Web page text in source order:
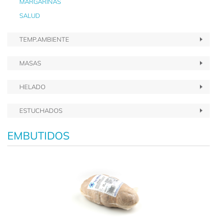
SALUD
TEMP.AMBIENTE
MASAS
HELADO
ESTUCHADOS
EMBUTIDOS